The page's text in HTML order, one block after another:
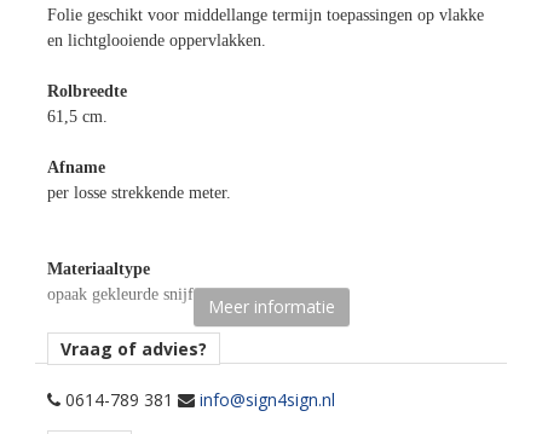
Folie geschikt voor middellange termijn toepassingen op vlakke
en lichtglooiende oppervlakken.
Rolbreedte
61,5 cm.
Afname
per losse strekkende meter.
Materiaaltype
opaak gekleurde snijfolie.
kenmerk belijming
permanent, transparant, water gebaseerd.
Meer informatie
Vraag of advies?
0614-789 381 info@sign4sign.nl